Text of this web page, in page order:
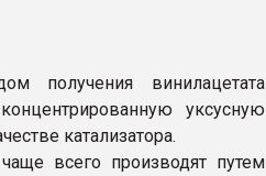
получения винилацетата
уксусную
катализатора.
всего производят путем